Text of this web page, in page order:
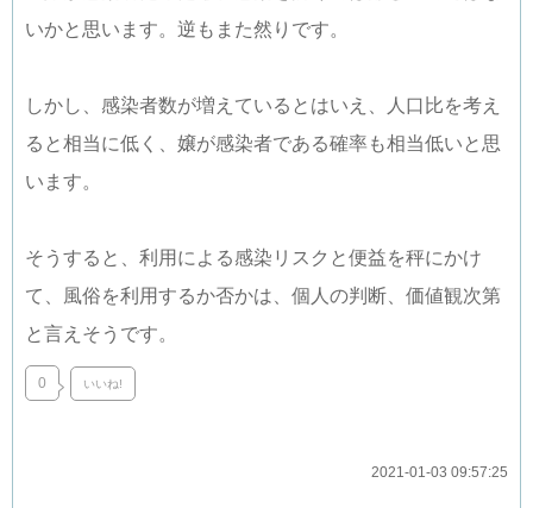
いかと思います。逆もまた然りです。
しかし、感染者数が増えているとはいえ、人口比を考え
ると相当に低く、嬢が感染者である確率も相当低いと思
います。
そうすると、利用による感染リスクと便益を秤にかけ
て、風俗を利用するか否かは、個人の判断、価値観次第
と言えそうです。
0 いいね!
2021-01-03 09:57:25